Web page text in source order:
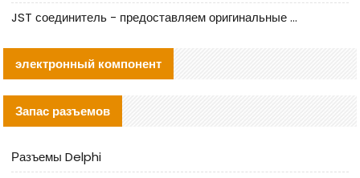
JST соединитель - предоставляем оригинальные JST GHR-09V-S соединители и их аналоги
электронный компонент
Запас разъемов
Разъемы Delphi